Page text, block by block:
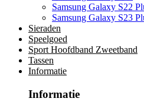
Samsung Galaxy S22
Samsung Galaxy S23
Sieraden
Speelgoed
Sport Hoofdband Zweetband
Tassen
Informatie
Informatie